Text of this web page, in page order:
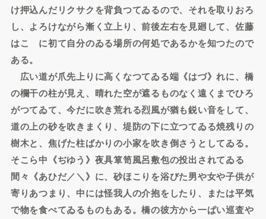
け押込んだリクサクを背負つてゐるので、それを取りおろ
し、よろけながら漸く立上り、前後左右を見廻して、佐藤
はこゝに初て自分のゐる場所の何処であるかを知つたので
ある。
広い道が爪先上りに高くなつてゐる端《はづ》れに、橋
の欄干の柱が見え、晴れた空が遮るものなく遠くまでひろ
がつてゐて、今だに吹き荒れる烈風が猶も鋭い音をして、
道の上の砂を吹きまくり、堤防の下に立つてゐる焼残りの
樹木と、焦げた柱ばかりの小家を吹き倒さうとしてゐる。
そこら中《ぢゆう》夜具箪笥風呂敷包の投出されてゐる
間々《あひだ／＼》に、砂ほこりを浴びた男や女や子供が
寄りあつまり、中には怪我人の介抱をしたり、または平気
で物を食べてゐるものもある。橋の彼方から一ぱい巡査や